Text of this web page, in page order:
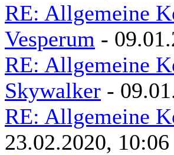
RE: Allgemeine
Vesperum -
RE: Allgemeine
Skywalker -
RE: Allgemeine
23.02.2020, 10:06